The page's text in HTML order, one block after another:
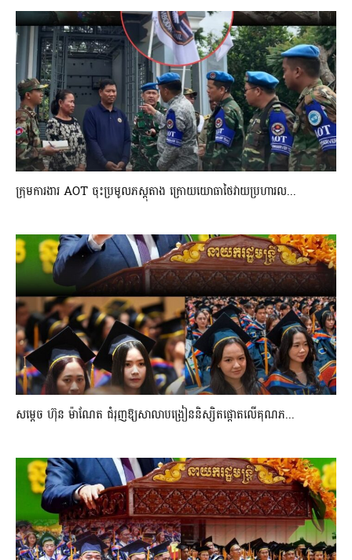
ក្រុមការងារ AOT ចុះប្រមូលភស្តុតាង ក្រោយយោធាថៃវាយប្រហារល...
សម្តេច ហ៊ុន ម៉ាណែត ជំរុញឱ្យសាលាបង្រៀននិស្សិតផ្តោតលើគុណភ...